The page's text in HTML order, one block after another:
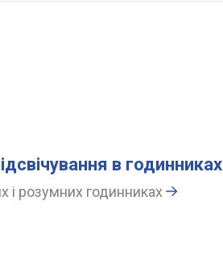
в годинниках
і розумних годинниках